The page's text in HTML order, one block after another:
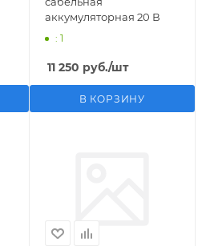
аккумуляторная 20 В
: 1
11 250 руб./шт
В КОРЗИНУ